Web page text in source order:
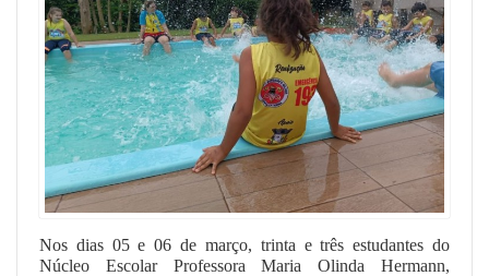
Nos dias 05 e 06 de março, trinta e três estudantes do
Núcleo Escolar Professora Maria Olinda Hermann,